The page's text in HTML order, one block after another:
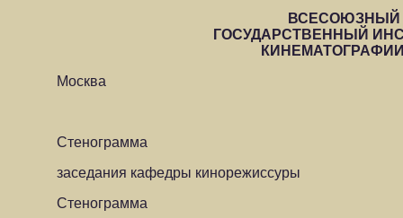
ВСЕСОЮЗНЫЙ
ГОСУДАРСТВЕННЫЙ
Москва
Стенограмма
заседания кафедры кинорежиссуры
Стенограмма